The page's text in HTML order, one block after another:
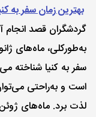
بهترین زمان سفر به
گردشگران قصد انجام
به‌طور‌کلی، ماه‌های
سفر به کنیا
است و به‌راحتی
لذت برد. ماه‌های